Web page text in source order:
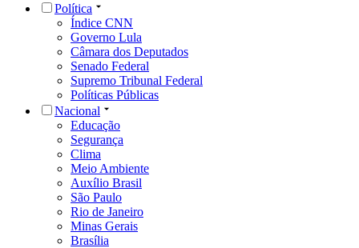
Política
Índice CNN
Governo Lula
Câmara dos Deputados
Senado Federal
Supremo Tribunal Federal
Políticas Públicas
Nacional
Educação
Segurança
Clima
Meio Ambiente
Auxílio Brasil
São Paulo
Rio de Janeiro
Minas Gerais
Brasília